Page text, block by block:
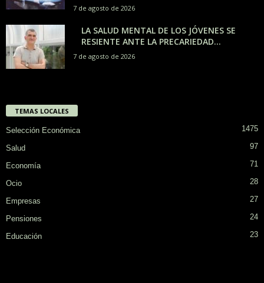
7 de agosto de 2026
LA SALUD MENTAL DE LOS JÓVENES SE
RESIENTE ANTE LA PRECARIEDAD...
7 de agosto de 2026
TEMAS LOCALES
Selección Económica 1475
Salud 97
Economía 71
Ocio 28
Empresas 27
Pensiones 24
Educación 23